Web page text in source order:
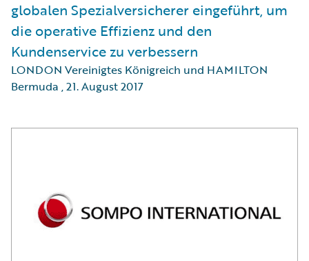
globalen Spezialversicherer eingeführt, um
die operative Effizienz und den
Kundenservice zu verbessern
LONDON Vereinigtes Königreich und HAMILTON
Bermuda ,21. August 2017